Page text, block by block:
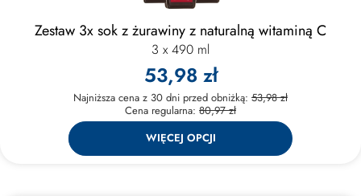
Zestaw 3x sok z żurawiny z naturalną witaminą C
3 x 490 ml
53,98 zł
Najniższa cena z 30 dni przed obniżką: 53,98 zł
Cena regularna: 80,97 zł
WIĘCEJ OPCJI